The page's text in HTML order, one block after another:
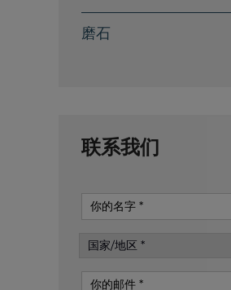
磨石
联系我们
Your
name
Country
region
Your